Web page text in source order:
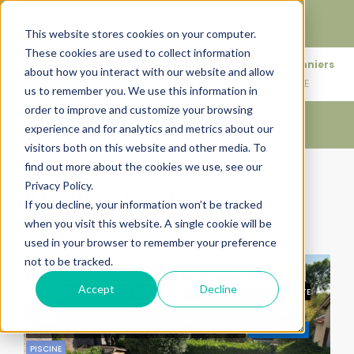
This website stores cookies on your computer.
These cookies are used to collect information
about how you interact with our website and allow
us to remember you. We use this information in
order to improve and customize your browsing
experience and for analytics and metrics about our
visitors both on this website and other media. To
find out more about the cookies we use, see our
Privacy Policy.
If you decline, your information won’t be tracked
when you visit this website. A single cookie will be
used in your browser to remember your preference
not to be tracked.
Accept Decline
patrimoine.
76 rue des Amidonniers
31000 TOULOUSE
Accueil All Featured On Top
All Featured On Top
Trier par: Ordre par défaut
CARACTÉRISTIQUES
BY URBANHOUSE360.COM 31400 ANCIEN & MODERNE
CALME
ABSOLU
CENTRE VILLE CHARME TOULOUSAIN CHEMINÉE
CÔTE
PAVÉE
COUP DE COEUR DEMEURE FAMILIALE
EXCLUSIVITÉ
GARAGE-PARKING
JARDIN-PISCINE LUMINEUSE
METRO 2028
PISCINE